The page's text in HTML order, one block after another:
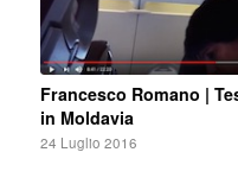
Francesco Romano |
in Moldavia
24 Luglio 2016